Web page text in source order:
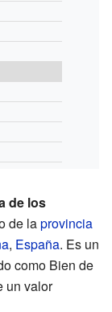
de los
de laprovincia
, España. Es un
como Bien de
un valor